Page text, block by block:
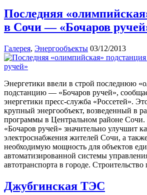
Последняя
в Сочи — «Бочаров
Галерея, Энергообъекты 03/12/2013
Энергетики ввели в строй последнюю
подстанцию — «Бочаров ручей»,
энергетики пресс-служба «Россетей».
крупный энергообъект, возведенный в
программы в Центральном районе Сочи.
«Бочаров ручей» значительно улучшит
электроснабжения жителей Сочи, а
необходимую мощность для объектов
автоматизированной системы
автотранспорта в городе.
Джубгинская ТЭС